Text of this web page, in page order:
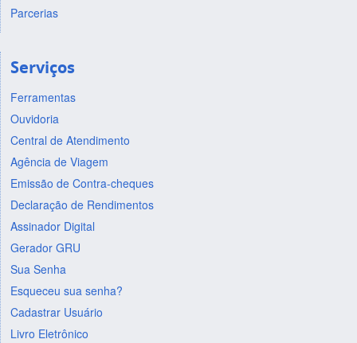
Parcerias
Serviços
Ferramentas
Ouvidoria
Central de Atendimento
Agência de Viagem
Emissão de Contra-cheques
Declaração de Rendimentos
Assinador Digital
Gerador GRU
Sua Senha
Esqueceu sua senha?
Cadastrar Usuário
Livro Eletrônico